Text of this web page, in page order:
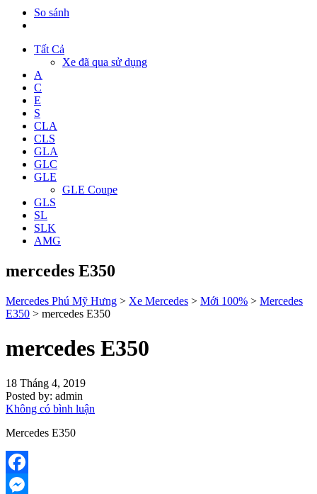
So sánh
Tất Cả
Xe đã qua sử dụng
A
C
E
S
CLA
CLS
GLA
GLC
GLE
GLE Coupe
GLS
SL
SLK
AMG
mercedes E350
Mercedes Phú Mỹ Hưng > Xe Mercedes > Mới 100% > Mercedes
E350 > mercedes E350
mercedes E350
18 Tháng 4, 2019
Posted by: admin
Không có bình luận
Mercedes E350
Facebook